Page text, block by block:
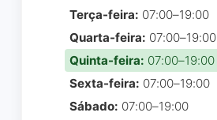
Terça-feira: 07:00–19:00
Quarta-feira: 07:00–19:00
Quinta-feira: 07:00–19:00
Sexta-feira: 07:00–19:00
Sábado: 07:00–19:00